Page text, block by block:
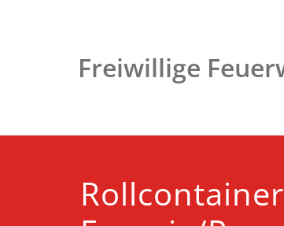
Freiwillige
Rollcontainer